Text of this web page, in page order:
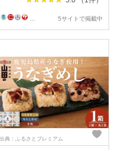
5サイトで掲載中
出典：ふるさとプレミアム